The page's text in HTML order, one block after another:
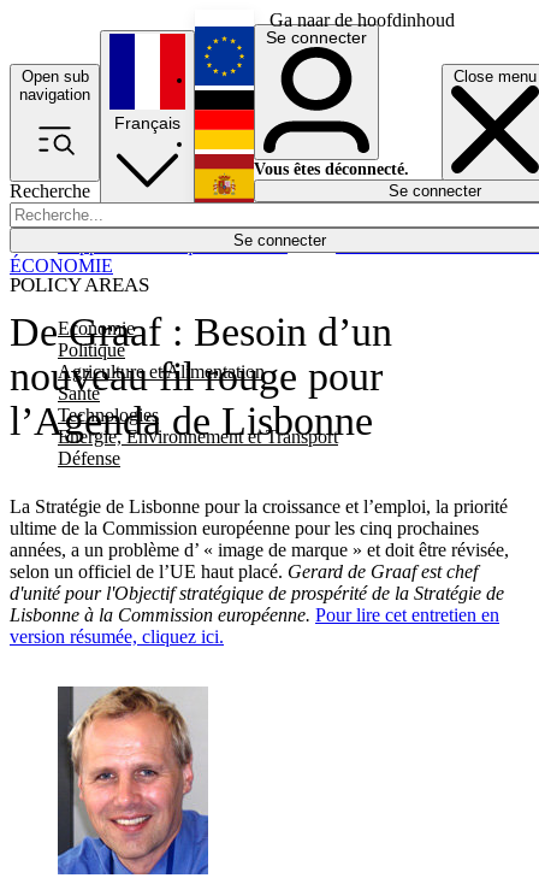
Ga naar de hoofdinhoud
Open sub
navigation
Close menu
Recherche
Se connecter
POLICY AREAS
Economie
Politique
Agriculture et Alimentation
Santé
Technologies
Energie, Environnement et Transport
Défense
Économie
Français
English
Deutsch
Español
Se connecter
Vous êtes déconnecté.
Se connecter
De Graaf : Besoin d’un
nouveau fil rouge pour
l’Agenda de Lisbonne
La Stratégie de Lisbonne pour la croissance et l’emploi, la priorité
ultime de la Commission européenne pour les cinq prochaines
années, a un problème d’ « image de marque » et doit être révisée,
selon un officiel de l’UE haut placé. Gerard de Graaf est chef
d'unité pour l'Objectif stratégique de prospérité de la Stratégie de
Lisbonne à la Commission européenne. Pour lire cet entretien en
version résumée, cliquez ici.
ÉCONOMIE